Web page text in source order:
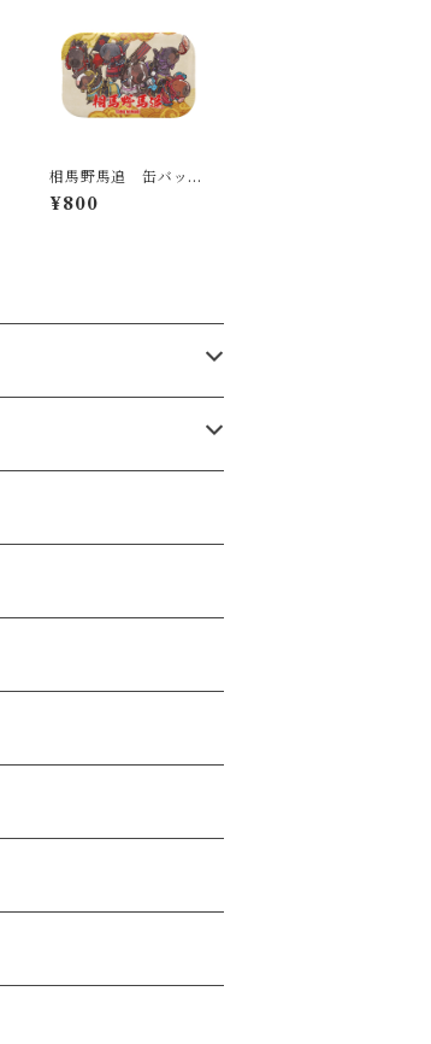
相馬野馬追 缶バッ
ジ （長方形）
¥800